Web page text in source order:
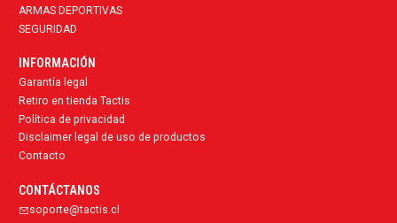
ARMAS DEPORTIVAS
SEGURIDAD
INFORMACIÓN
Garantía legal
Retiro en tienda Tactis
Política de privacidad
Disclaimer legal de uso de productos
Contacto
CONTÁCTANOS
soporte@tactis.cl